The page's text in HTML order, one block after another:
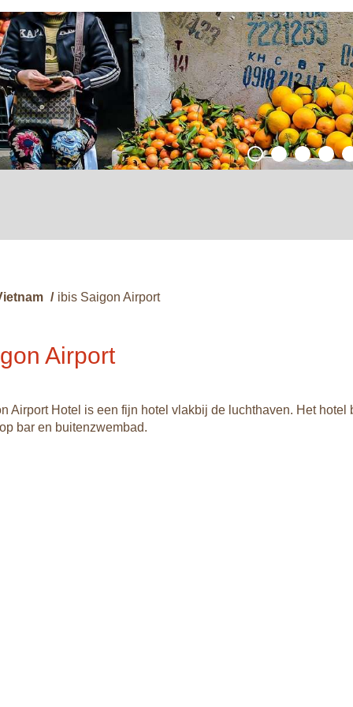
/ ibis Saigon Airport
Airport
Airport Hotel is een fijn hotel vlakbij de luchthaven. Het hotel
bar en buitenzwembad.